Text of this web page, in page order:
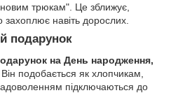
трюкам". Це зближує,
захоплює навіть дорослих.
подарунок
на День народження,
. Він подобається як хлопчикам,
задоволенням підключаються до